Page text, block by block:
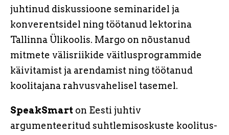
juhtinud diskussioone seminaridel ja
konverentsidel ning töötanud lektorina
Tallinna Ülikoolis. Margo on nõustanud
mitmete välisriikide väitlusprogrammide
käivitamist ja arendamist ning töötanud
koolitajana rahvusvahelisel tasemel.
SpeakSmart on Eesti juhtiv
argumenteeritud suhtlemisoskuste koolitus-